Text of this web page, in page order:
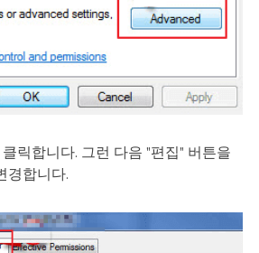
릭합니다. 그런 다음 "편집" 버튼을
경합니다.